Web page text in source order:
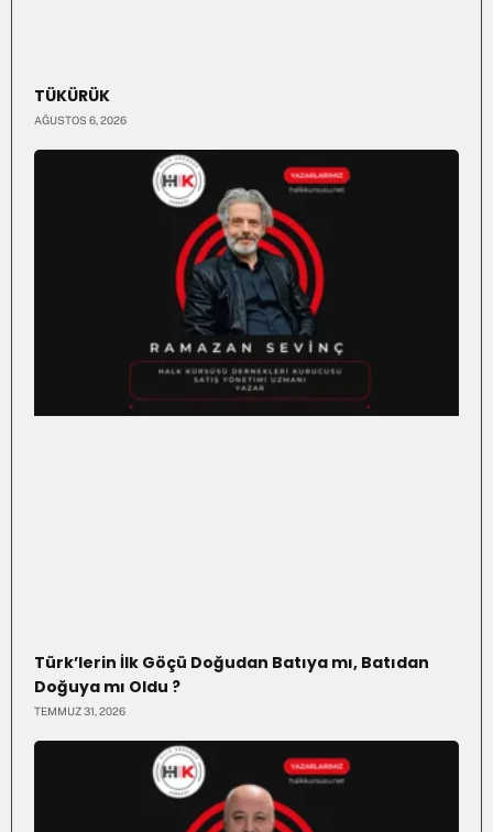
TÜKÜRÜK
AĞUSTOS 6, 2026
Türk’lerin İlk Göçü Doğudan Batıya mı, Batıdan
Doğuya mı Oldu ?
TEMMUZ 31, 2026